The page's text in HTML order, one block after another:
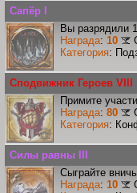
Сапёр I
Вы разрядили
Награда: 10
Категория:
Сподвижник Героев VIII
Примите
Награда: 80
Категория:
Силы равны III
Сыграйте
Награда: 10